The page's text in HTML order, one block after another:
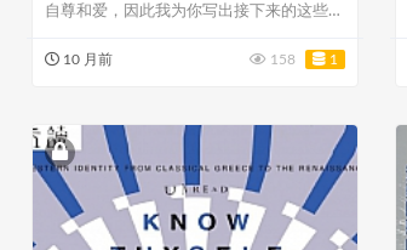
自尊和爱，因此我为你写出接下来的这些诗
10 月前 158 1